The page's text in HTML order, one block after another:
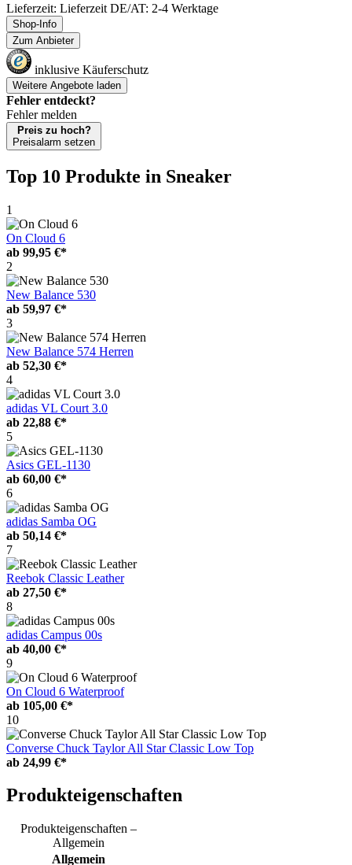
Lieferzeit: Lieferzeit DE/AT: 2-4 Werktage
Shop-Info
Zum Anbieter
inklusive Käuferschutz
Weitere Angebote laden
Fehler entdeckt?
Fehler melden
Preis zu hoch?
Preisalarm setzen
Top 10 Produkte in Sneaker
1
On Cloud 6
ab 99,95 €*
2
New Balance 530
ab 59,97 €*
3
New Balance 574 Herren
ab 52,30 €*
4
adidas VL Court 3.0
ab 22,88 €*
5
Asics GEL-1130
ab 60,00 €*
6
adidas Samba OG
ab 50,14 €*
7
Reebok Classic Leather
ab 27,50 €*
8
adidas Campus 00s
ab 40,00 €*
9
On Cloud 6 Waterproof
ab 105,00 €*
10
Converse Chuck Taylor All Star Classic Low Top
ab 24,99 €*
Produkteigenschaften
Produkteigenschaften –
Allgemein
Allgemein